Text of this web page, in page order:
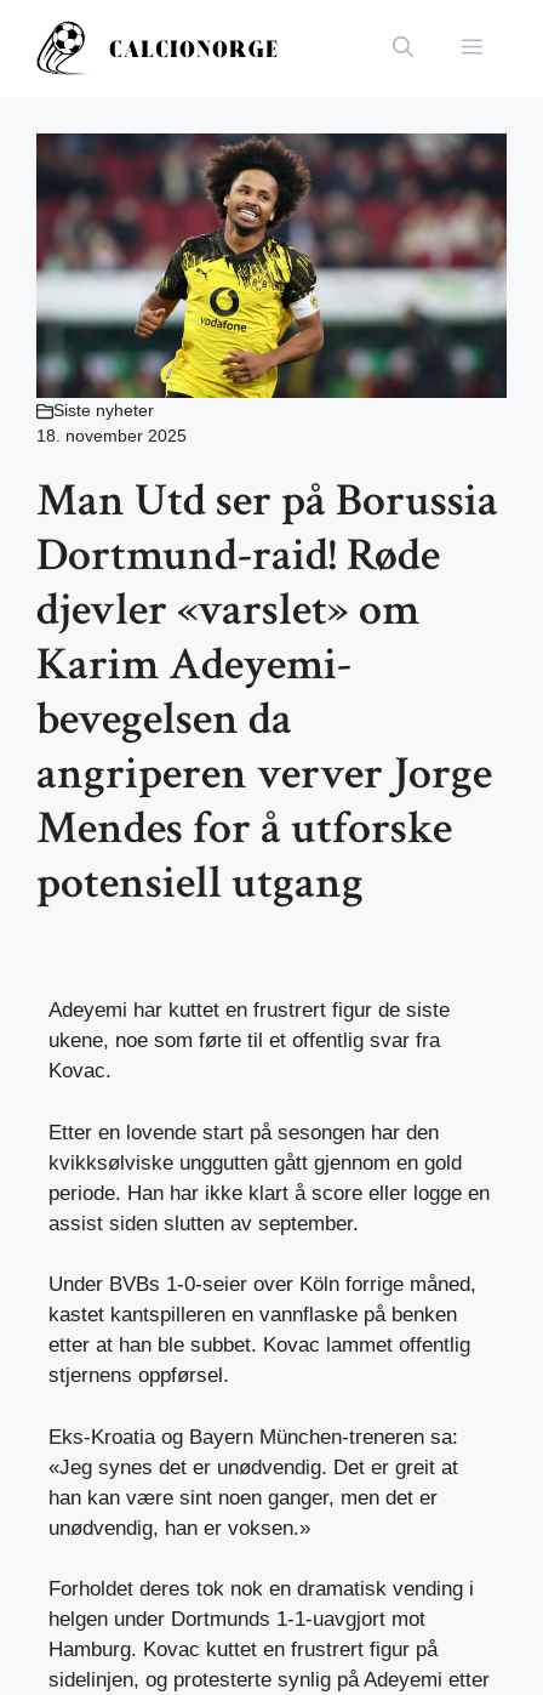
innhold
Meny
Siste nyheter
18. november 2025
Man Utd ser på Borussia
Dortmund-raid! Røde
djevler «varslet» om
Karim Adeyemi-
bevegelsen da
angriperen verver Jorge
Mendes for å utforske
potensiell utgang
Adeyemi har kuttet en frustrert figur de siste
ukene, noe som førte til et offentlig svar fra
Kovac.
Etter en lovende start på sesongen har den
kvikksølviske unggutten gått gjennom en gold
periode. Han har ikke klart å score eller logge en
assist siden slutten av september.
Under BVBs 1-0-seier over Köln forrige måned,
kastet kantspilleren en vannflaske på benken
etter at han ble subbet. Kovac lammet offentlig
stjernens oppførsel.
Eks-Kroatia og Bayern München-treneren sa:
«Jeg synes det er unødvendig. Det er greit at
han kan være sint noen ganger, men det er
unødvendig, han er voksen.»
Forholdet deres tok nok en dramatisk vending i
helgen under Dortmunds 1-1-uavgjort mot
Hamburg. Kovac kuttet en frustrert figur på
sidelinjen, og protesterte synlig på Adeyemi etter